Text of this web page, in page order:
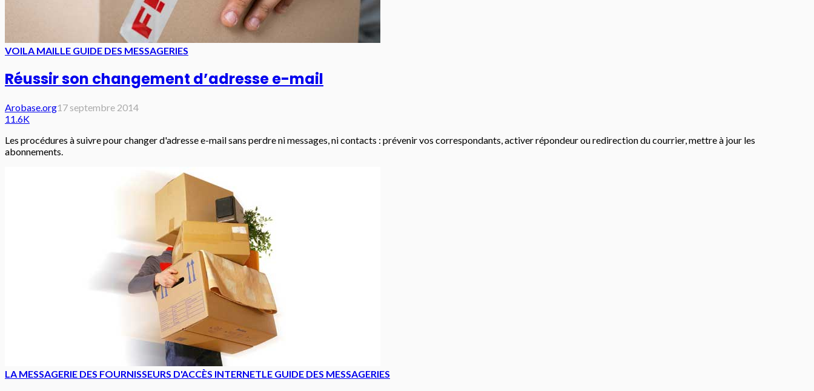
VOILA MAILLE GUIDE DES MESSAGERIES
Réussir son changement d’adresse e-mail
Arobase.org17 septembre 2014
11.6K
Les procédures à suivre pour changer d'adresse e-mail sans perdre ni messages, ni contacts : prévenir vos correspondants, activer répondeur ou redirection du courrier, mettre à jour les
abonnements.
LA MESSAGERIE DES FOURNISSEURS D'ACCÈS INTERNETLE GUIDE DES MESSAGERIES